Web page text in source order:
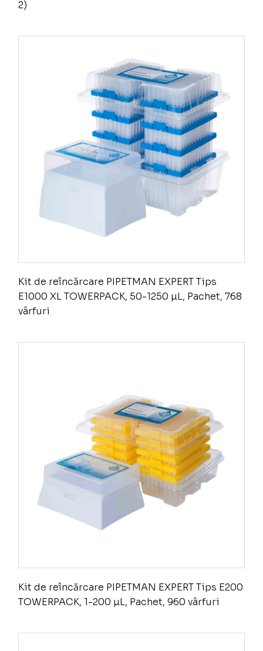
2)
Kit de reîncărcare PIPETMAN EXPERT Tips
E1000 XL TOWERPACK, 50-1250 µL, Pachet, 768
vârfuri
Kit de reîncărcare PIPETMAN EXPERT Tips E200
TOWERPACK, 1-200 µL, Pachet, 960 vârfuri